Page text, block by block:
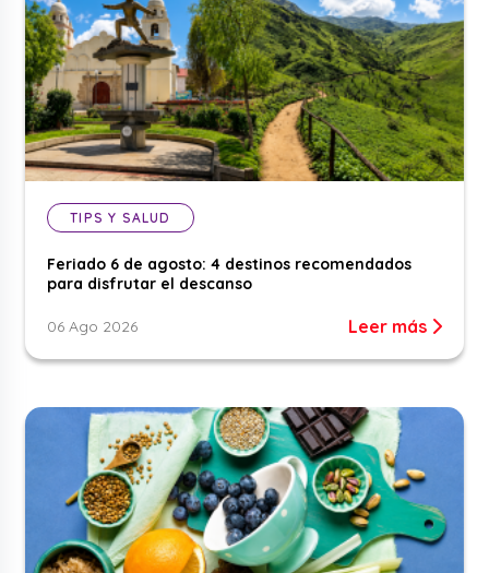
TIPS Y SALUD
Feriado 6 de agosto: 4 destinos recomendados
para disfrutar el descanso
06 Ago 2026 Leer más